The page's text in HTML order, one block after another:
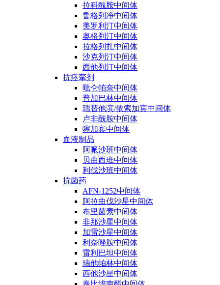
拉科酰胺中间体
鲁格列净中间体
美罗利汀中间体
奥格列汀中间体
拉格列扎中间体
沙克列汀中间体
西他列汀中间体
抗痉挛剂
吡仑帕奈中间体
普加巴林中间体
瑞替他滨/依索加宾中间体
卢非酰胺中间体
噻加宾中间体
血液制品
阿哌沙班中间体
贝曲西班中间体
利伐沙班中间体
抗菌药
AFN-1252中间体
阿拉曲伐沙星中间体
布里菌素中间体
非那沙星中间体
加雷沙星中间体
利奈唑胺中间体
雷利巴坦中间体
瑞他帕林中间体
西他沙星中间体